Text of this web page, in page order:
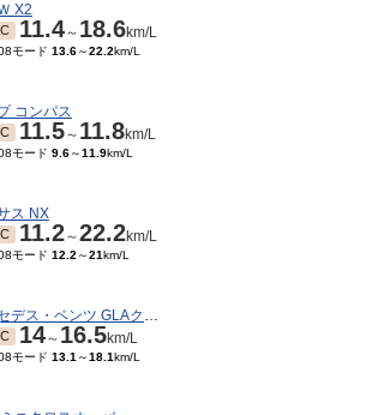
X2
11.4～ 18.6km/L
モード 13.6～22.2km/L
コンパス
11.5～ 11.8km/L
モード 9.6～11.9km/L
ス NX
11.2～22.2km/L
モード 12.2 ～21km/L
メルセデス・ベンツ GLAクラス
14～ 16.5km/L
モード 13.1 ～18.1km/L